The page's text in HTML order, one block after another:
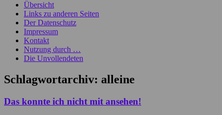
Übersicht
Links zu anderen Seiten
Der Datenschutz
Impressum
Kontakt
Nutzung durch …
Die Unvollendeten
Schlagwortarchiv: alleine
Das konnte ich nicht mit ansehen!